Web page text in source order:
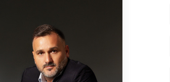
confort lux.